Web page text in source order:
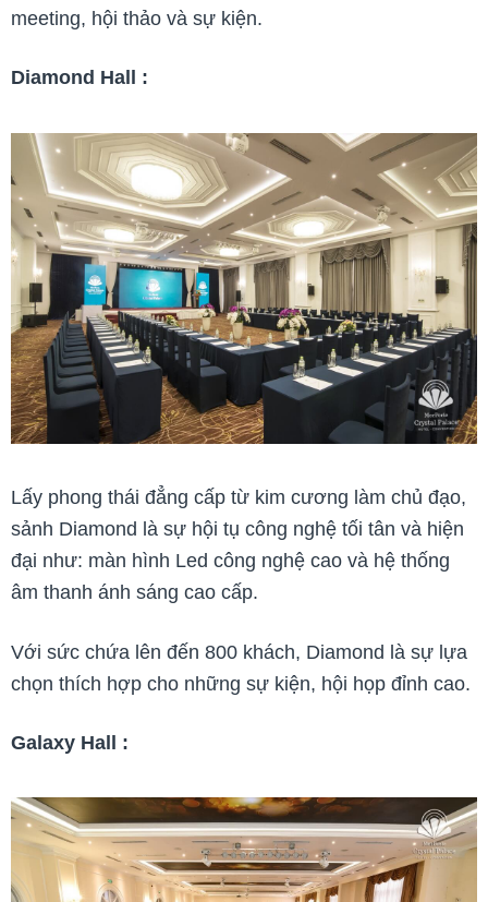
meeting, hội thảo và sự kiện.
Diamond Hall :
Lấy phong thái đẳng cấp từ kim cương làm chủ đạo,
sảnh Diamond là sự hội tụ công nghệ tối tân và hiện
đại như: màn hình Led công nghệ cao và hệ thống
âm thanh ánh sáng cao cấp.
Với sức chứa lên đến 800 khách, Diamond là sự lựa
chọn thích hợp cho những sự kiện, hội họp đỉnh cao.
Galaxy Hall :